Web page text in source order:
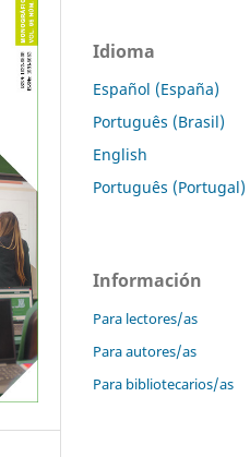
Idioma
Español (España)
Português (Brasil)
English
Português (Portugal)
Información
Para lectores/as
Para autores/as
Para bibliotecarios/as